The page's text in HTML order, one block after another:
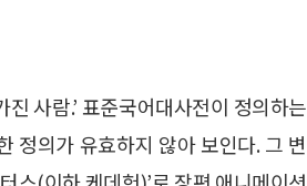
사람.’ 표준국어대사전이 정의하는
정의가 유효하지 않아 보인다. 그 변